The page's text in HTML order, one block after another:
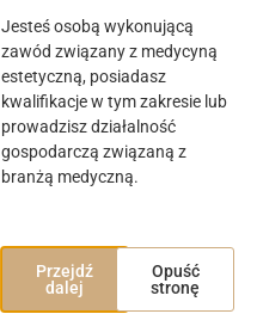
Jesteś osobą wykonującą
zawód związany z medycyną
estetyczną, posiadasz
kwalifikacje w tym zakresie lub
prowadzisz działalność
gospodarczą związaną z
branżą medyczną.
Przejdź
dalej
Opuść
stronę